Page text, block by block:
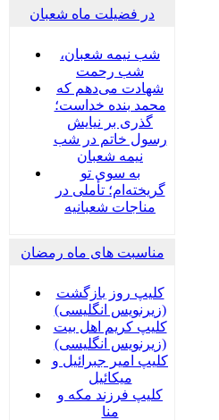
در فضیلت ماه شعبان
شب نیمه شعبان،
شب رحمت
شهادت می‌دهم که
محمد بنده خداست؛
گذری بر نیایش
رسول خاتم در شب
نیمه شعبان
به سوی تو
گریخته‌ام؛ تأملی در
مناجات شعبانیه
مناسبت های ماه رمضان
کلیپ روز بازگشت
(زیرنویس انگلیسی)
کلیپ کریم اهل بیت
(زیرنویس انگلیسی)
کلیپ امیر جبرائیل و
میکائیل
کلیپ فرزند مکه و
منا